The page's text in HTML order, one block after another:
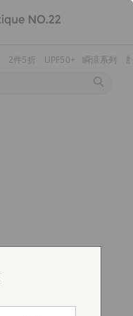
2件5折 UPF50+ 瞬涼系列